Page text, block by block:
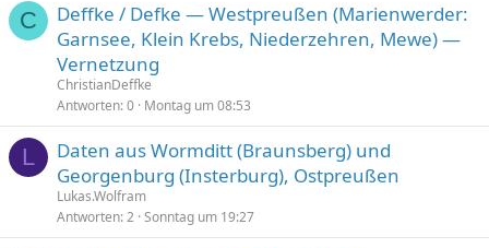
C
Deffke / Defke — Westpreußen (Marienwerder:
Garnsee, Klein Krebs, Niederzehren, Mewe) —
Vernetzung
ChristianDeffke
Antworten 0 Montag um 08:53
L
Daten aus Wormditt (Braunsberg) und
Georgenburg (Insterburg), Ostpreußen
Lukas.Wolfram
Antworten 2 Sonntag um 19:27